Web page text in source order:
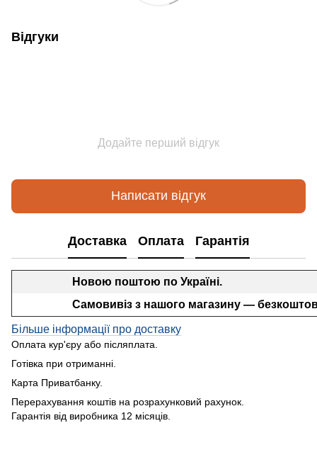
Відгуки
Додайте перший відгук
Написати відгук
Доставка Оплата Гарантія
Новою поштою по Україні.
Самовивіз з нашого магазину —
Більше інформації про доставку
Оплата кур'єру або післяплата.
Готівка при отриманні.
Карта Приватбанку.
Перерахування коштів на розрахунковий рахунок.
Гарантія від виробника 12 місяців.